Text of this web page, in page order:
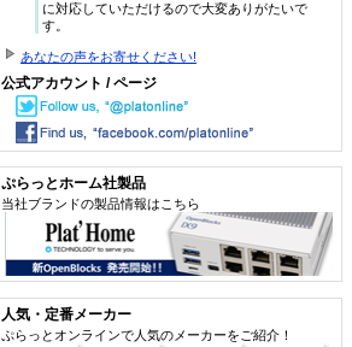
に対応していただけるので大変ありがたいで
す。
あなたの声をお寄せください!
公式アカウント / ページ
ぷらっとホーム社製品
当社ブランドの製品情報はこちら
人気・定番メーカー
ぷらっとオンラインで人気のメーカーをご紹介！